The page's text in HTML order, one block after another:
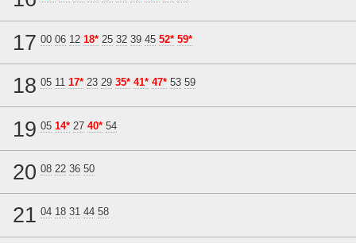
17 00 06 12 18* 25 32 39 45 52* 59*
18 05 11 17* 23 29 35* 41* 47* 53 59
19 05 14* 27 40* 54
20 08 22 36 50
21 04 18 31 44 58